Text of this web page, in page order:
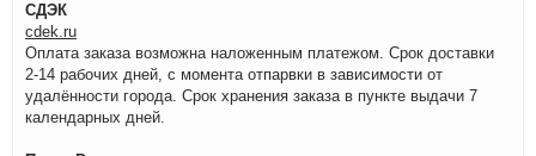
СДЭК
cdek.ru
Оплата заказа возможна наложенным платежом. Срок доставки
2-14 рабочих дней, с момента отпарвки в зависимости от
удалённости города. Срок хранения заказа в пункте выдачи 7
календарных дней.